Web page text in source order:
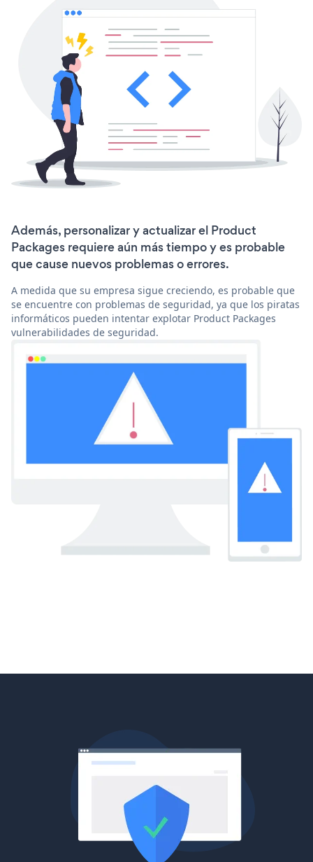
Además, personalizar y actualizar el Product
Packages requiere aún más tiempo y es probable
que cause nuevos problemas o errores.
A medida que su empresa sigue creciendo, es probable que
se encuentre con problemas de seguridad, ya que los piratas
informáticos pueden intentar explotar Product Packages
vulnerabilidades de seguridad.